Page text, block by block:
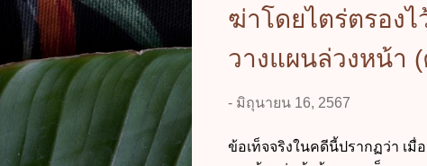
ฆ่าโดยไตร่ตรอง
วางแผนล่วงหน้า
- มิถุนายน 16, 2567
ข้อเท็จจริงในคดีนี้ปรากฏว่า เมื่